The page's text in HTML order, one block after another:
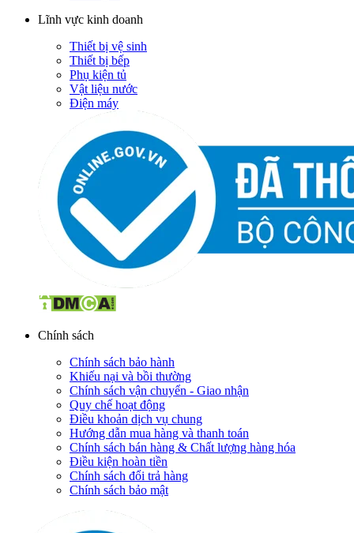
Lĩnh vực kinh doanh
Thiết bị vệ sinh
Thiết bị bếp
Phụ kiện tủ
Vật liệu nước
Điện máy
Chính sách
Chính sách bảo hành
Khiếu nại và bồi thường
Chính sách vận chuyển - Giao nhận
Quy chế hoạt động
Điều khoản dịch vụ chung
Hướng dẫn mua hàng và thanh toán
Chính sách bán hàng & Chất lượng hàng hóa
Điều kiện hoàn tiền
Chính sách đổi trả hàng
Chính sách bảo mật